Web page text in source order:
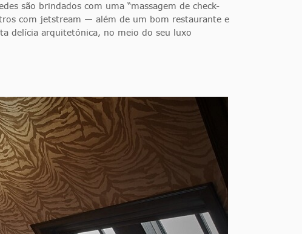
são brindados com uma “massagem de check-
com jetstream — além de um bom restaurante e
delícia arquitetónica, no meio do seu luxo